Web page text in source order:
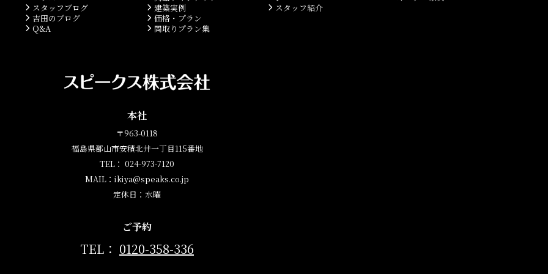
スタッフブログ
吉田のブログ
Q&A
建築実例
価格・プラン
間取りプラン集
スタッフ紹介
本社
〒963-0118
福島県郡山市安積北井一丁目115番地
TEL： 024-973-7120
MAIL：ikiya@speaks.co.jp
定休日：水曜
ご予約
TEL： 0120-358-336